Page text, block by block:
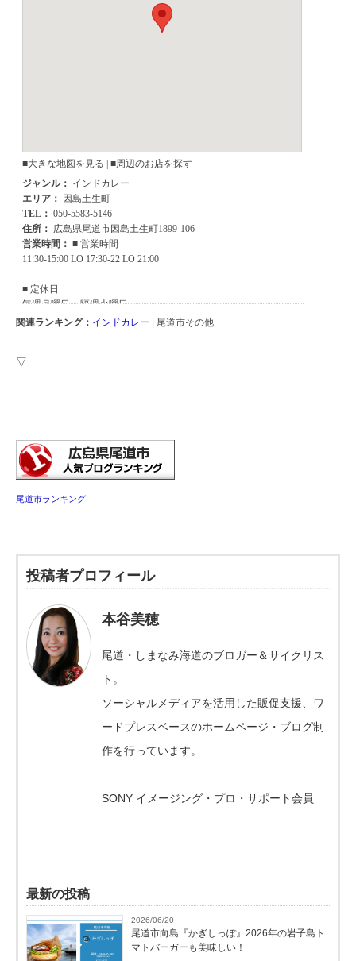
関連ランキング： インドカレー | 尾道市その他
▽
尾道市ランキング
投稿者プロフィール
本谷美穂
尾道・しまなみ海道のブロガー＆サイクリス
ト。
ソーシャルメディアを活用した販促支援、ワ
ードプレスベースのホームページ・ブログ制
作を行っています。
SONY イメージング・プロ・サポート会員
最新の投稿
2026/06/20
尾道市向島『かぎしっぽ』2026年の岩子島ト
マトバーガーも美味しい！